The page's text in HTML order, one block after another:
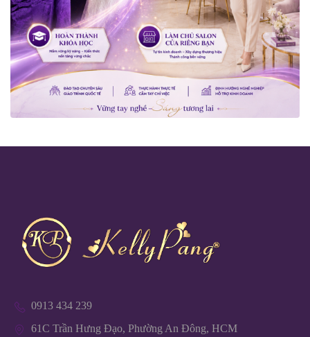
0913 434 239
61C Trần Hưng Đạo, Phường An Đông, HCM